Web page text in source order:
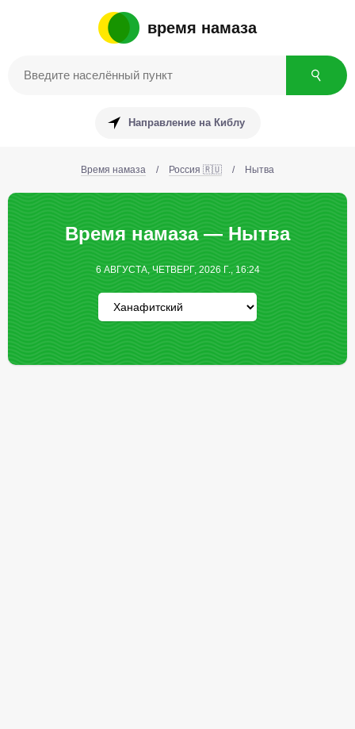
время намаза
Направление на Киблу
Время намаза / Россия 🇷🇺 / Нытва
Время намаза — Нытва
6 АВГУСТА, ЧЕТВЕРГ, 2026 Г., 16:24